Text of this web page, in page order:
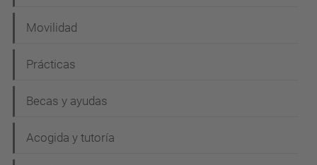
Movilidad
Prácticas
Becas y ayudas
Acogida y tutoría